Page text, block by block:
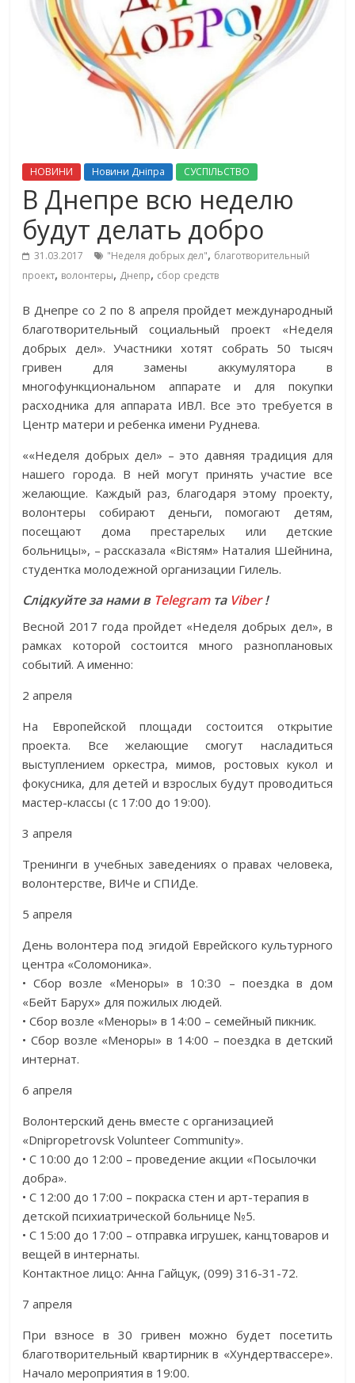
НОВИНИ Новини Дніпра СУСПІЛЬСТВО
В Днепре всю неделю
будут делать добро
31.03.2017 "Неделя добрых дел", благотворительный
проект, волонтеры, Днепр, сбор средств
В Днепре со 2 по 8 апреля пройдет международный
благотворительный социальный проект «Неделя
добрых дел». Участники хотят собрать 50 тысяч
гривен для замены аккумулятора в
многофункциональном аппарате и для покупки
расходника для аппарата ИВЛ. Все это требуется в
Центр матери и ребенка имени Руднева.
««Неделя добрых дел» – это давняя традиция для
нашего города. В ней могут принять участие все
желающие. Каждый раз, благодаря этому проекту,
волонтеры собирают деньги, помогают детям,
посещают дома престарелых или детские
больницы», – рассказала «Вістям» Наталия Шейнина,
студентка молодежной организации Гилель.
Слідкуйте за нами в Telegramта Viber!
Весной 2017 года пройдет «Неделя добрых дел», в
рамках которой состоится много разноплановых
событий. А именно:
2 апреля
На Европейской площади состоится открытие
проекта. Все желающие смогут насладиться
выступлением оркестра, мимов, ростовых кукол и
фокусника, для детей и взрослых будут проводиться
мастер-классы (с 17:00 до 19:00).
3 апреля
Тренинги в учебных заведениях о правах человека,
волонтерстве, ВИЧе и СПИДе.
5 апреля
День волонтера под эгидой Еврейского культурного
центра «Соломоника».
• Сбор возле «Меноры» в 10:30 – поездка в дом
«Бейт Барух» для пожилых людей.
• Сбор возле «Меноры» в 14:00 – семейный пикник.
• Сбор возле «Меноры» в 14:00 – поездка в детский
интернат.
6 апреля
Волонтерский день вместе с организацией
«Dnipropetrovsk Volunteer Community».
• С 10:00 до 12:00 – проведение акции «Посылочки
добра».
• С 12:00 до 17:00 – покраска стен и арт-терапия в
детской психиатрической больнице №5.
• С 15:00 до 17:00 – отправка игрушек, канцтоваров и
вещей в интернаты.
Контактное лицо: Анна Гайцук, (099) 316-31-72.
7 апреля
При взносе в 30 гривен можно будет посетить
благотворительный квартирник в «Хундертвассере».
Начало мероприятия в 19:00.